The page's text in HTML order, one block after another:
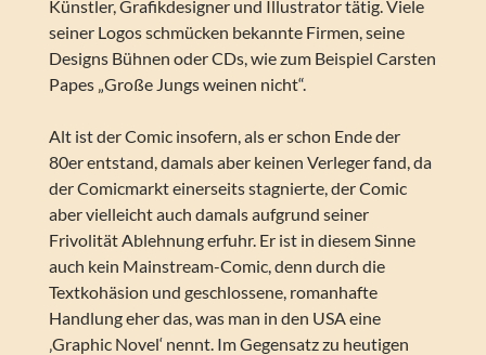
Künstler, Grafikdesigner und Illustrator tätig. Viele
seiner Logos schmücken bekannte Firmen, seine
Designs Bühnen oder CDs, wie zum Beispiel Carsten
Papes „Große Jungs weinen nicht“.
Alt ist der Comic insofern, als er schon Ende der
80er entstand, damals aber keinen Verleger fand, da
der Comicmarkt einerseits stagnierte, der Comic
aber vielleicht auch damals aufgrund seiner
Frivolität Ablehnung erfuhr. Er ist in diesem Sinne
auch kein Mainstream-Comic, denn durch die
Textkohäsion und geschlossene, romanhafte
Handlung eher das, was man in den USA eine
‚Graphic Novel‘ nennt. Im Gegensatz zu heutigen